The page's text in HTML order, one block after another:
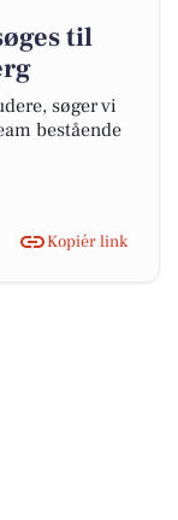
til
søger vi
bestående
Kopiér link